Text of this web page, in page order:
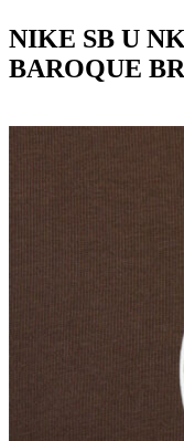
NIKE SB U
BAROQUE